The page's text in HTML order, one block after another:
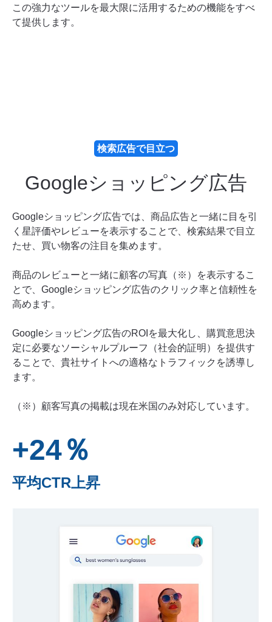
この強力なツールを最大限に活用するための機能をすべ
て提供します。
検索広告で目立つ
Googleショッピング広告
Googleショッピング広告では、商品広告と一緒に目を引
く星評価やレビューを表示することで、検索結果で目立
たせ、買い物客の注目を集めます。
商品のレビューと一緒に顧客の写真 （※）
を表示するこ
とで、Googleショッピング広告のクリック率と信頼性を
高めます。
Googleショッピング広告のROIを最大化し、購買意思決
定に必要なソーシャルプルーフ（社会的証明）を提供す
ることで、貴社サイトへの適格なトラフィックを誘導し
ます。
（※）顧客写真の掲載は現在米国のみ対応しています。
+24％
平均CTR上昇